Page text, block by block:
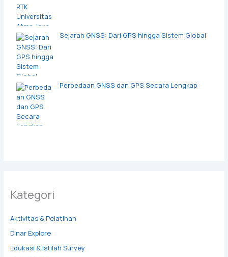
Sejarah GNSS: Dari GPS hingga Sistem Global
Perbedaan GNSS dan GPS Secara Lengkap
Kategori
Aktivitas & Pelatihan
Dinar Explore
Edukasi & Istilah Survey